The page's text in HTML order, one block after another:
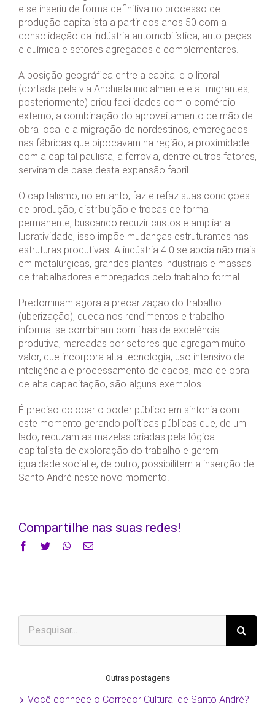
e se inseriu de forma definitiva no processo de
produção capitalista a partir dos anos 50 com a
consolidação da indústria automobilística, auto-peças
e química e setores agregados e complementares.
A posição geográfica entre a capital e o litoral
(cortada pela via Anchieta inicialmente e a Imigrantes,
posteriormente) criou facilidades com o comércio
externo, a combinação do aproveitamento de mão de
obra local e a migração de nordestinos, empregados
nas fábricas que pipocavam na região, a proximidade
com a capital paulista, a ferrovia, dentre outros fatores,
serviram de base desta expansão fabril.
O capitalismo, no entanto, faz e refaz suas condições
de produção, distribuição e trocas de forma
permanente, buscando reduzir custos e ampliar a
lucratividade, isso impõe mudanças estruturantes nas
estruturas produtivas. A indústria 4.0 se apoia não mais
em metalúrgicas, grandes plantas industriais e massas
de trabalhadores empregados pelo trabalho formal.
Predominam agora a precarização do trabalho
(uberização), queda nos rendimentos e trabalho
informal se combinam com ilhas de excelência
produtiva, marcadas por setores que agregam muito
valor, que incorpora alta tecnologia, uso intensivo de
inteligência e processamento de dados, mão de obra
de alta capacitação, são alguns exemplos.
É preciso colocar o poder público em sintonia com
este momento gerando políticas públicas que, de um
lado, reduzam as mazelas criadas pela lógica
capitalista de exploração do trabalho e gerem
igualdade social e, de outro, possibilitem a inserção de
Santo André neste novo momento.
Compartilhe nas suas redes!
Facebook
TwitterWhatsApp
E-
resultados
para:
Outras postagens
Você conhece o Corredor Cultural de Santo André?